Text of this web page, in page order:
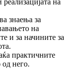
на
знаења за
на
и за начините за
практичните
него.